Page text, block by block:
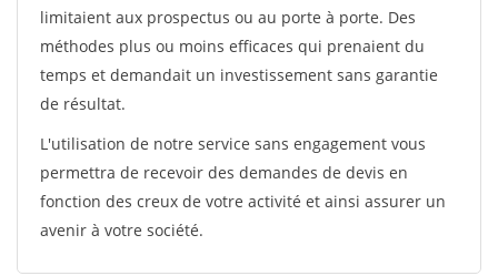
limitaient aux prospectus ou au porte à porte. Des
méthodes plus ou moins efficaces qui prenaient du
temps et demandait un investissement sans garantie
de résultat.
L'utilisation de notre service sans engagement vous
permettra de recevoir des demandes de devis en
fonction des creux de votre activité et ainsi assurer un
avenir à votre société.